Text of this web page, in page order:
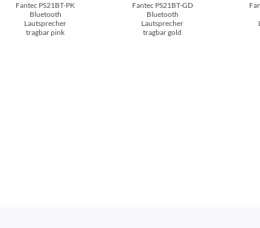
Fantec PS21BT-PK
Bluetooth
Lautsprecher
tragbar pink
Fantec PS21BT-GD
Bluetooth
Lautsprecher
tragbar gold